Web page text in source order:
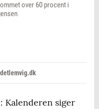
over 60 procent i
siger